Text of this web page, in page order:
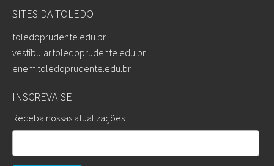
SITES DA TOLEDO
toledoprudente.edu.br
vestibular.toledoprudente.edu.br
enem.toledoprudente.edu.br
INSCREVA-SE
Receba nossas atualizações